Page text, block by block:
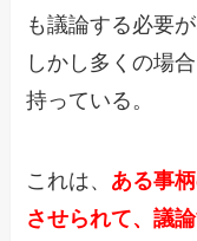
も議論する必要が
しかし多くの場
持っている。
これは、 ある事
させられて、議